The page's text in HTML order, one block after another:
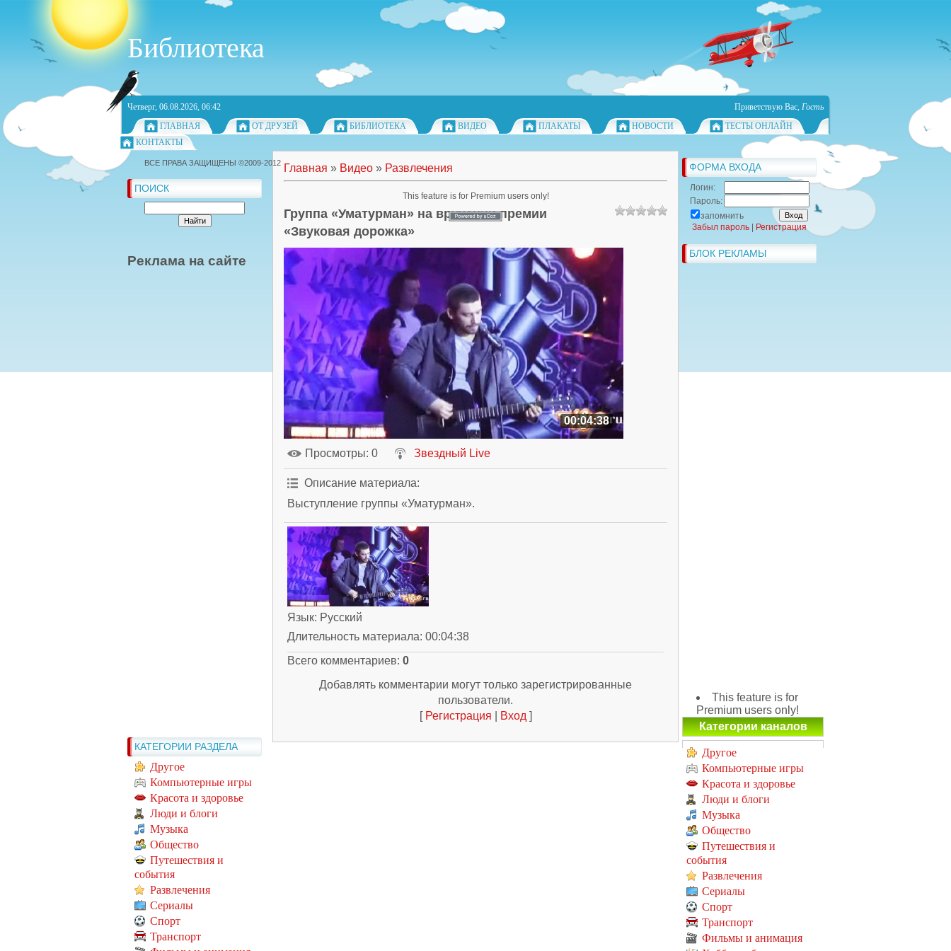
Библиотека
Четверг, 06.08.2026, 06:42 Приветствую Вас, Гость
ГЛАВНАЯ
ОТ ДРУЗЕЙ БИБЛИОТЕКА ВИДЕО ПЛАКАТЫ НОВОСТИ
ТЕСТЫ ОНЛАЙН
КОНТАКТЫ
ПОИСК
Реклама на сайте
КАТЕГОРИИ РАЗДЕЛА
Другое
Компьютерные игры
Красота и здоровье
Люди и блоги
Музыка
Общество
Путешествия и
события
Развлечения
Сериалы
Спорт
Транспорт
Главная » Видео » Развлечения
Группа «Уматурман» на вручении премии
«Звуковая дорожка»
00:04:38
Просмотры: 0 Звездный Live
Описание материала:
Выступление группы «Уматурман».
Язык: Русский
Длительность материала: 00:04:38
Всего комментариев: 0
Добавлять комментарии могут только зарегистрированные
пользователи.
[ Регистрация Вход ]
ФОРМА ВХОДА
Логин:
Пароль:
запомнить
Забыл пароль
Регистрация
БЛОК РЕКЛАМЫ
This feature is for
Premium users only!
Категории каналов
Другое
Компьютерные игры
Красота и здоровье
Люди и блоги
Музыка
Общество
Путешествия и
события
Развлечения
Сериалы
Спорт
Транспорт
Фильмы и анимация
ВСЕ ПРАВА ЗАЩИЩЕНЫ ©2009-2012
This feature is for Premium users only!